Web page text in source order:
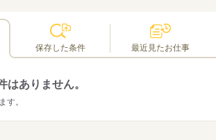
保存した条件 最近見たお仕事
はありません。
す。